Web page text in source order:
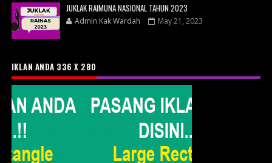
JUKLAK RAIMUNA NASIONAL TAHUN 2023
Admin Kak Wardah May 21, 2023
IKLAN ANDA 336 X 280